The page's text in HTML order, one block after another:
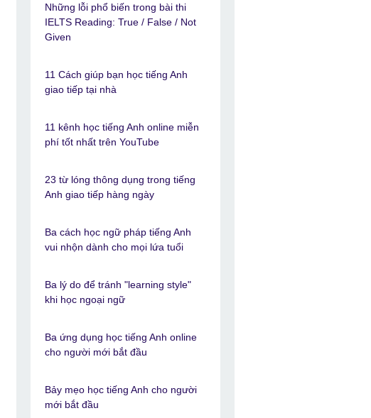
Những lỗi phổ biến trong bài thi
IELTS Reading: True / False / Not
Given
11 Cách giúp bạn học tiếng Anh
giao tiếp tại nhà
11 kênh học tiếng Anh online miễn
phí tốt nhất trên YouTube
23 từ lóng thông dụng trong tiếng
Anh giao tiếp hàng ngày
Ba cách học ngữ pháp tiếng Anh
vui nhộn dành cho mọi lứa tuổi
Ba lý do để tránh "learning style"
khi học ngoại ngữ
Ba ứng dụng học tiếng Anh online
cho người mới bắt đầu
Bảy mẹo học tiếng Anh cho người
mới bắt đầu